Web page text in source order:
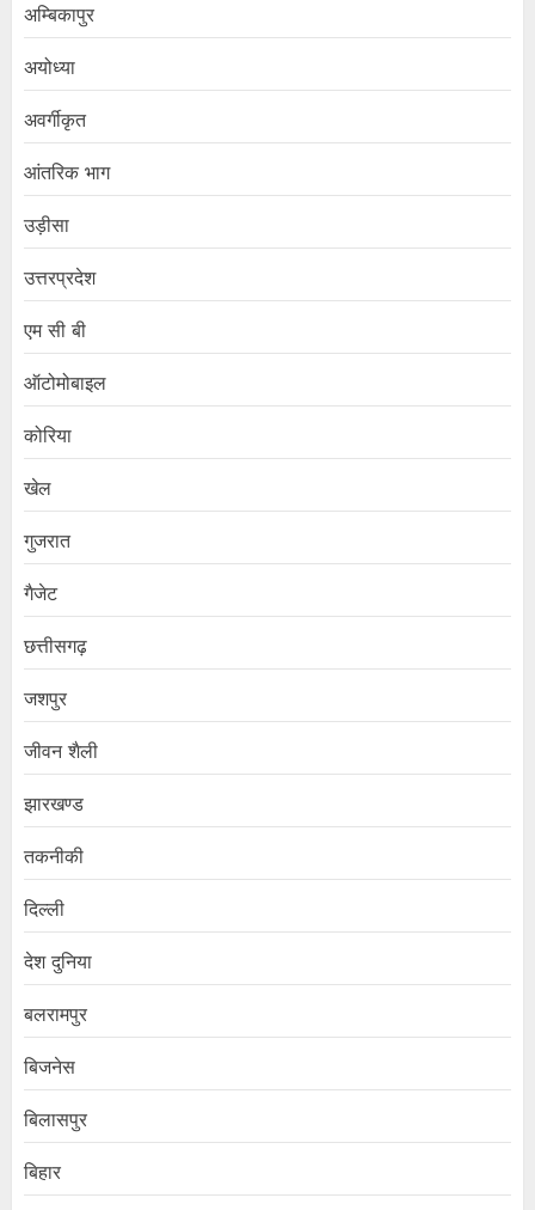
अम्बिकापुर
अयोध्या
अवर्गीकृत
आंतरिक भाग
उड़ीसा
उत्तरप्रदेश
एम सी बी
ऑटोमोबाइल
कोरिया
खेल
गुजरात
गैजेट
छत्तीसगढ़
जशपुर
जीवन शैली
झारखण्ड
तकनीकी
दिल्ली
देश दुनिया
बलरामपुर
बिजनेस
बिलासपुर
बिहार